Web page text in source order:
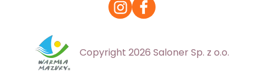
Copyright 2026 Saloner Sp. z o.o.